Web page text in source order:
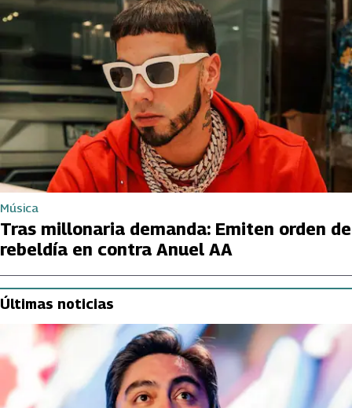
Música
Tras millonaria demanda: Emiten orden de
rebeldía en contra Anuel AA
Últimas noticias